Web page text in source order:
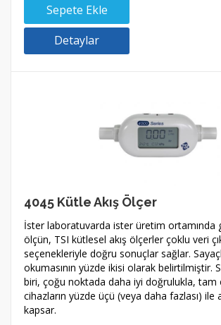
Sepete Ekle
Detaylar
4045 Kütle Akış Ölçer
İster laboratuvarda ister üretim ortamında
ölçün, TSI kütlesel akış ölçerler çoklu veri
seçenekleriyle doğru sonuçlar sağlar.
okumasının yüzde ikisi olarak belirtilmiştir.
biri, çoğu noktada daha iyi doğrulukla, tam
cihazların yüzde üçü (veya daha fazlası) ile
kapsar.